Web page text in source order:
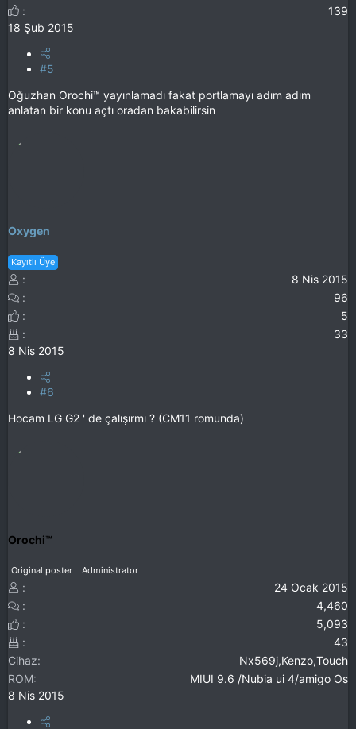
139
18 Şub 2015
#5
Oğuzhan Orochi™ yayınlamadı fakat portlamayı adım adım
anlatan bir konu açtı oradan bakabilirsin
Oxygen
Kayıtlı Üye
8 Nis 2015
96
5
33
8 Nis 2015
#6
Hocam LG G2 ' de çalışırmı ? (CM11 romunda)
Orochi™
Original poster Administrator
24 Ocak 2015
4,460
5,093
43
Cihaz
Nx569j,Kenzo,Touch
ROM
MIUI 9.6 /Nubia ui 4/amigo Os
8 Nis 2015